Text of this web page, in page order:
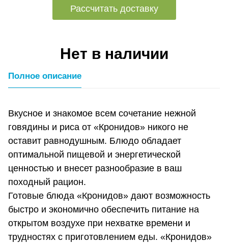
Рассчитать доставку
Нет в наличии
Полное описание
Вкусное и знакомое всем сочетание нежной
говядины и риса от «Кронидов» никого не
оставит равнодушным. Блюдо обладает
оптимальной пищевой и энергетической
ценностью и внесет разнообразие в ваш
походный рацион.
Готовые блюда «Кронидов» дают возможность
быстро и экономично обеспечить питание на
открытом воздухе при нехватке времени и
трудностях с приготовлением еды. «Кронидов»